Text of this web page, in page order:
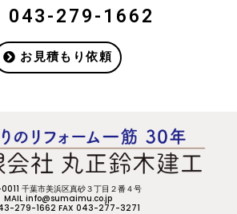
043-279-1662
お見積もり依頼
千葉市美浜区真砂３丁目２番４号
MAIL info@sumaimu.co.jp
279-1662 FAX 043-277-3271